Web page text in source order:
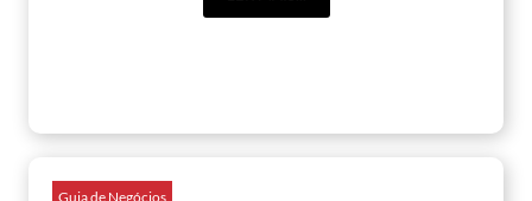
Guia de Negócios